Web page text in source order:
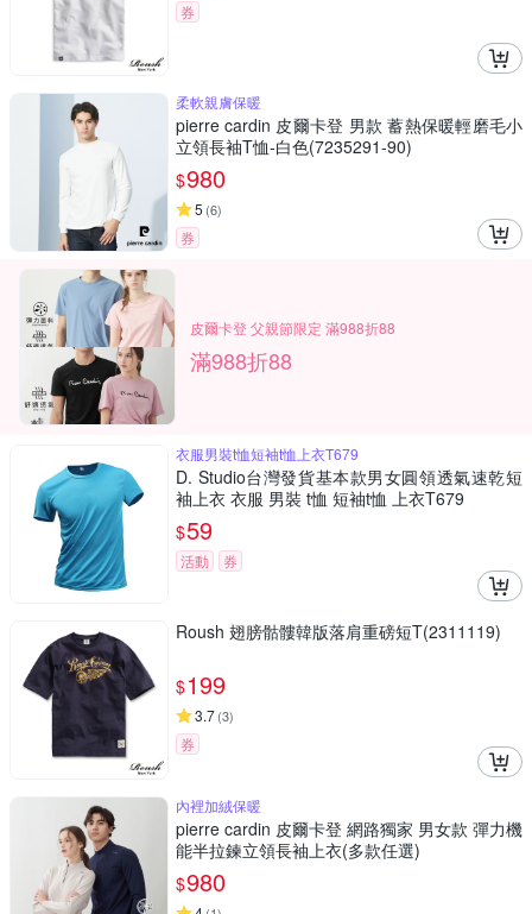
券
柔軟親膚保暖
pierre cardin 皮爾卡登 男款 蓄熱保暖輕磨毛小
立領長袖T恤-白色(7235291-90)
$980
5 (6)
券
皮爾卡登 父親節限定 滿988折88
滿988折88
衣服男裝t恤短袖t恤上衣T679
D. Studio台灣發貨基本款男女圓領透氣速乾短
袖上衣 衣服 男裝 t恤 短袖t恤 上衣T679
$59
活動 券
Roush 翅膀骷髏韓版落肩重磅短T(2311119)
$199
3.7(3)
券
內裡加絨保暖
pierre cardin 皮爾卡登 網路獨家 男女款 彈力機
能半拉鍊立領長袖上衣(多款任選)
$980